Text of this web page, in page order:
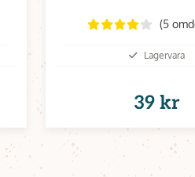
(5
Lagervara
39 kr